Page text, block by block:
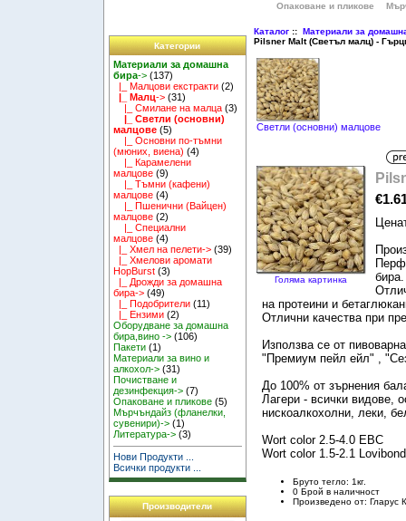
Опаковане и пликове
Категории
Материали за домашна
бира-> (137)
|_ Малцови екстракти (2)
|_ Малц-> (31)
|_ Смилане на малца (3)
|_ Светли (основни)
малцове (5)
|_ Основни по-тъмни
(мюних, виена) (4)
|_ Карамелени
малцове (9)
|_ Тъмни (кафени)
малцове (4)
|_ Пшенични (Вайцен)
малцове (2)
|_ Специални
малцове (4)
|_ Хмел на пелети-> (39)
|_ Хмелови аромати
HopBurst (3)
|_ Дрожди за домашна
бира-> (49)
|_ Подобрители (11)
|_ Ензими (2)
Оборудване за домашна
бира,вино -> (106)
Пакети (1)
Материали за вино и
алкохол-> (31)
Почистване и
дезинфекция-> (7)
Опаковане и пликове (5)
Мърчъндайз (фланелки,
сувенири)-> (1)
Литература-> (3)
Нови Продукти ...
Всички продукти ...
Производители
Каталог:: Материали за
Pilsner Malt (Светъл малц) -
Светли (основни) малцове
Голяма картинка
бира.
на протеини и
Отлични качества при
Използва се от
"Премиум пейл ейл" ,
До 100% от зърнения
Лагери - всички видове,
нискоалкохолни, леки,
Wort color 2.5-4.0 EBC
Wort color 1.5-2.1 Lovibond
Бруто тегло: 1кг.
0 Брой в наличност
Произведено от: Гларус